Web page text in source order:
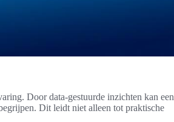
Door data-gestuurde inzichten kan een
Dit leidt niet alleen tot praktische